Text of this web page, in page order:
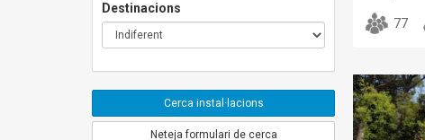
Destinacions
Cerca instal·lacions
Neteja formulari de cerca
77